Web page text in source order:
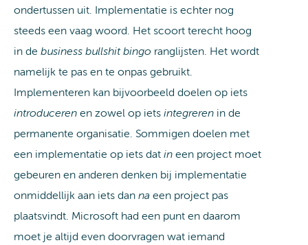
ondertussen uit. Implementatie is echter nog
steeds een vaag woord. Het scoort terecht hoog
in de business bullshit bingo ranglijsten. Het wordt
namelijk te pas en te onpas gebruikt.
Implementeren kan bijvoorbeeld doelen op iets
introduceren en zowel op iets integreren in de
permanente organisatie. Sommigen doelen met
een implementatie op iets dat in een project moet
gebeuren en anderen denken bij implementatie
onmiddellijk aan iets dan na een project pas
plaatsvindt. Microsoft had een punt en daarom
moet je altijd even doorvragen wat iemand